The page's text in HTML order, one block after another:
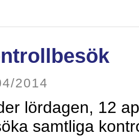
2014
lördagen, 12
samtliga